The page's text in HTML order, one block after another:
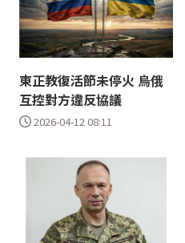
東正教復活節未停火 烏俄
互控對方違反協議
2026-04-12 08:11